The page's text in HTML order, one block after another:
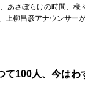
あさぼらけの時間、様
上柳昌彦アナウンサー
て100人、今はわ